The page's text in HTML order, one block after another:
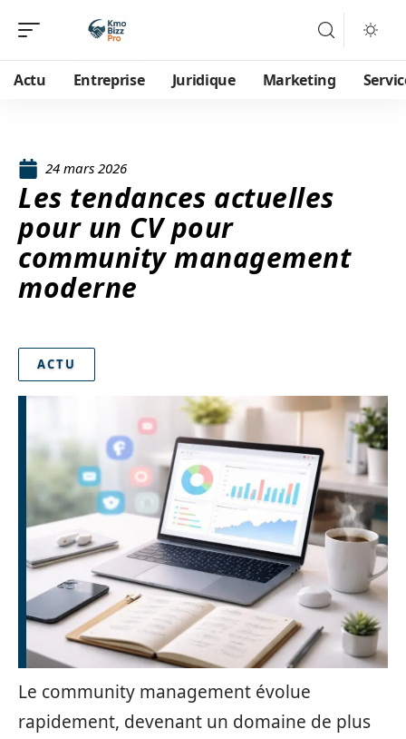
Actu Entreprise Juridique Marketing
24 mars 2026
Les tendances actuelles
pour un CV pour
community management
moderne
ACTU
Le community management évolue
rapidement, devenant un domaine de plus